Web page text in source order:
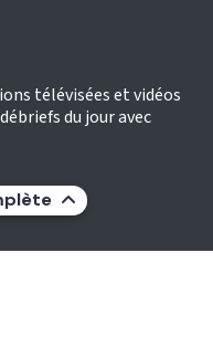
télévisées et vidéos
du jour avec